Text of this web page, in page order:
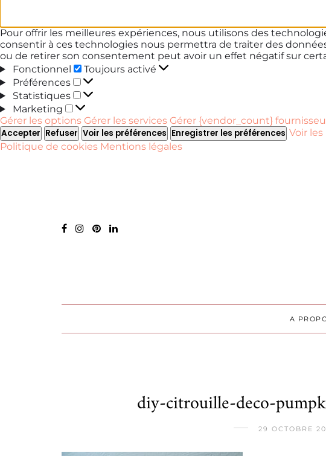
Pour offrir les meilleures expériences, nous utilisons des
consentir à ces technologies nous permettra de traiter des
ou de retirer son consentement peut avoir un effet négatif sur
Fonctionnel
Fonctionnel
Toujours activé
Préférences
Préférences
Statistiques
Statistiques
Marketing
Marketing
Gérer les options Gérer les services Gérer {vendor_count}
Accepter Refuser Voir les préférences Enregistrer les préférences Voir
Politique de cookies Mentions légales
A
diy-citrouille-deco-
29 OCTOBRE